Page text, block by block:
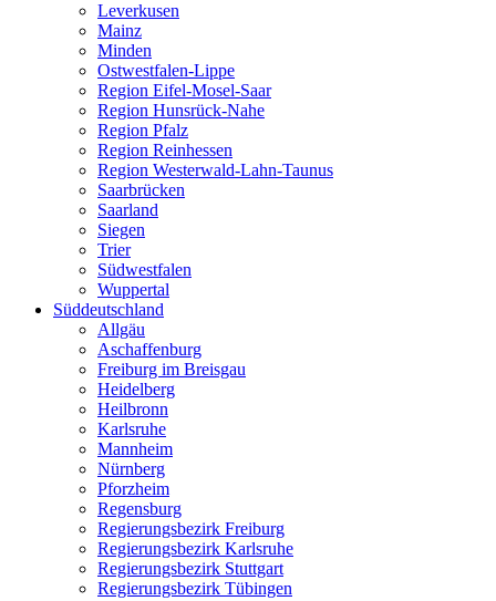
Leverkusen
Mainz
Minden
Ostwestfalen-Lippe
Region Eifel-Mosel-Saar
Region Hunsrück-Nahe
Region Pfalz
Region Reinhessen
Region Westerwald-Lahn-Taunus
Saarbrücken
Saarland
Siegen
Trier
Südwestfalen
Wuppertal
Süddeutschland
Allgäu
Aschaffenburg
Freiburg im Breisgau
Heidelberg
Heilbronn
Karlsruhe
Mannheim
Nürnberg
Pforzheim
Regensburg
Regierungsbezirk Freiburg
Regierungsbezirk Karlsruhe
Regierungsbezirk Stuttgart
Regierungsbezirk Tübingen